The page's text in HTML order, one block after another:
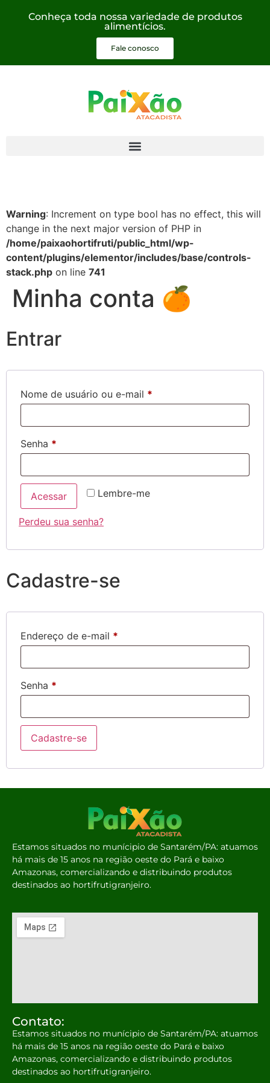
Conheça toda nossa variedade de produtos
alimentícios.
Fale conosco
Warning: Increment on type bool has no effect, this will
change in the next major version of PHP in
/home/paixaohortifruti/public_html/wp-
content/plugins/elementor/includes/base/controls-
stack.php on line 741
Minha conta 🍊
Entrar
Nome de usuário ou e-mail *
Senha *
Lembre-me
Acessar
Perdeu sua senha?
Cadastre-se
Endereço de e-mail *
Senha *
Cadastre-se
Estamos situados no munícipio de Santarém/PA: atuamos
há mais de 15 anos na região oeste do Pará e baixo
Amazonas, comercializando e distribuindo produtos
destinados ao hortifrutigranjeiro.
Contato:
Estamos situados no munícipio de Santarém/PA: atuamos
há mais de 15 anos na região oeste do Pará e baixo
Amazonas, comercializando e distribuindo produtos
destinados ao hortifrutigranjeiro.